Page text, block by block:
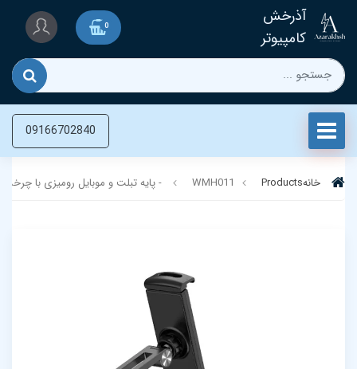
آذرخش
کامپیوتر
0
09166702840
خانهProducts WMH011 - پایه تبلت و موبایل رومیزی با چرخش 360 درجه